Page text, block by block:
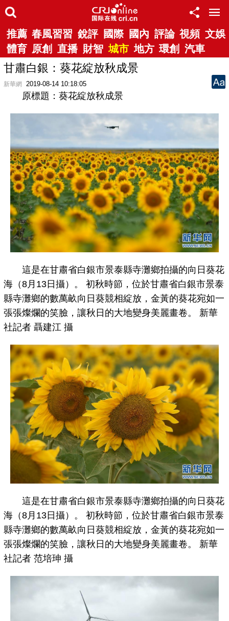
推薦 春風習習 銳評 國際 國內 評論 視頻 文娛
體育 原創 直播 財智 城市 地方 環創 汽車
甘肅白銀：葵花綻放秋成景
新華網 2019-08-14 10:18:05
原標題：葵花綻放秋成景
這是在甘肅省白銀市景泰縣寺灘鄉拍攝的向日葵花
海（8月13日攝）。 初秋時節，位於甘肅省白銀市景泰
縣寺灘鄉的數萬畝向日葵競相綻放，金黃的葵花宛如一
張張燦爛的笑臉，讓秋日的大地變身美麗畫卷。 新華
社記者 聶建江 攝
這是在甘肅省白銀市景泰縣寺灘鄉拍攝的向日葵花
海（8月13日攝）。 初秋時節，位於甘肅省白銀市景泰
縣寺灘鄉的數萬畝向日葵競相綻放，金黃的葵花宛如一
張張燦爛的笑臉，讓秋日的大地變身美麗畫卷。 新華
社記者 范培珅 攝